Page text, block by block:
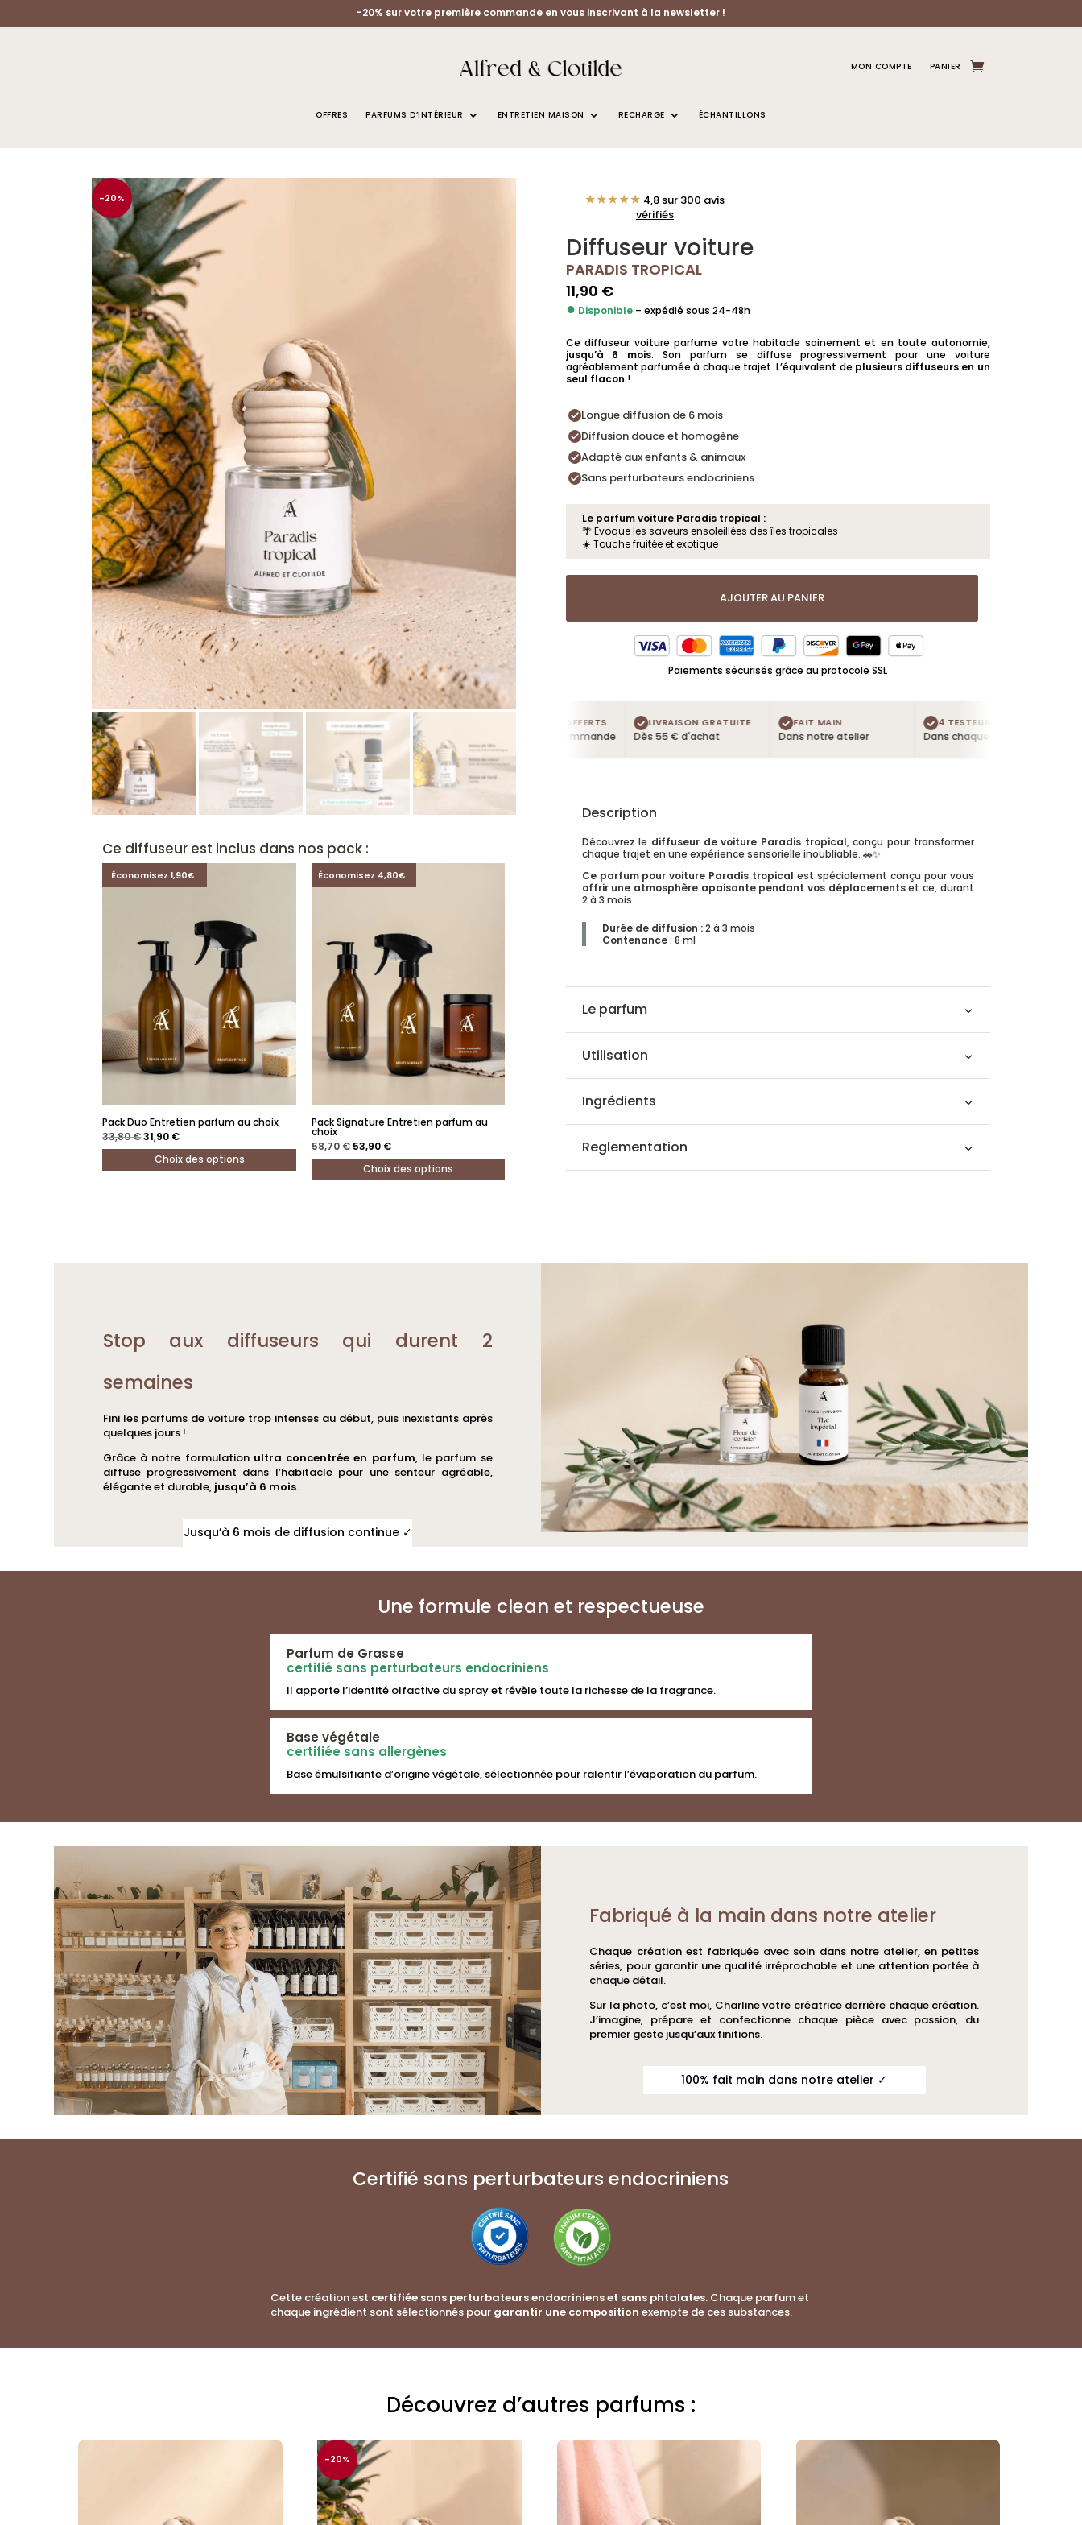
-20% sur votre première commande en vous inscrivant à la newsletter !
MON COMPTE PANIER
OFFRES PARFUMS D’INTÉRIEUR ENTRETIEN MAISON RECHARGE
ÉCHANTILLONS
-20%
Ce diffuseur est inclus dans nos pack :
Économisez 1,90€
Pack Duo Entretien parfum au choix
33,80€Le
prix
initial
était :
33,80 €.
31,90 €Le
actuel
est :
31,90 €.
Choix des options
être
sur
page
du
produit
Économisez 4,80€
Pack Signature Entretien parfum au
choix
58,70€ Le
prix
initial
était :
58,70 €.
53,90 €Le
prix
actuel
est :
53,90 €.
Choix des options
peuvent
la
du
produit
★★★★★ 4,8 sur 300 avis
vérifiés
Diffuseur voiture
PARADIS TROPICAL
11,90 €
● Disponible– expédié sous 24-48h
Ce diffuseur voiture parfume votre habitacle sainement et en toute autonomie,
jusqu’à 6 mois. Son parfum se diffuse progressivement pour une voiture
agréablement parfumée à chaque trajet. L’équivalent de plusieurs diffuseurs en un
seul flacon !
Longue diffusion de 6 mois
Diffusion douce et homogène
Adapté aux enfants & animaux
Sans perturbateurs endocriniens
Le parfum voiture Paradis tropical :
🌴 Evoque les saveurs ensoleillées des îles tropicales
☀️ Touche fruitée et exotique
AJOUTER AU PANIER
Paiements sécurisés grâce au protocole SSL
4 TESTEURS OFFERTS
Dans chaque commande
LIVRAISON GRATUITE
Dès 55 € d'achat
FAIT MAIN
Dans notre atelier
4 TESTEURS OFFERTS
Dans chaque commande
Description
Découvrez le diffuseur de voiture Paradis tropical, conçu pour transformer
chaque trajet en une expérience sensorielle inoubliable. 🚗✨
Ce parfum pour voiture Paradis tropical est spécialement conçu pour vous
offrir une atmosphère apaisante pendant vos déplacementset ce, durant
2 à 3 mois.
Durée de diffusion :2 à 3 mois
Contenance: 8 ml
Le parfum
Utilisation
Ingrédients
Reglementation
Stop aux diffuseurs qui durent 2
semaines
Fini les parfums de voiture trop intenses au début, puis inexistants après
quelques jours !
Grâce à notre formulation ultra concentrée en parfum, le parfum se
diffuse progressivement dans l’habitacle pour une senteur agréable,
élégante et durable, jusqu’à 6 mois.
Jusqu’à 6 mois de diffusion continue ✓
Une formule clean et respectueuse
Parfum de Grasse
certifié sans perturbateurs endocriniens
Il apporte l’identité olfactive du spray et révèle toute la richesse de la fragrance.
Base végétale
certifiée sans allergènes
Base émulsifiante d’origine végétale, sélectionnée pour ralentir l’évaporation du parfum.
Fabriqué à la main dans notre atelier
Chaque création est fabriquée avec soin dans notre atelier, en petites
séries, pour garantir une qualité irréprochable et une attention portée à
chaque détail.
Sur la photo, c’est moi, Charline votre créatrice derrière chaque création.
J’imagine, prépare et confectionne chaque pièce avec passion, du
premier geste jusqu’aux finitions.
100% fait main dans notre atelier ✓
Certifié sans perturbateurs endocriniens
Cette création est certifiée sans perturbateurs endocriniens et sans phtalates. Chaque parfum et
chaque ingrédient sont sélectionnés pour garantir une composition exempte de ces substances.
Sun Mar 16 2025 07:55:07 GMT+0000 (Coordinated Universal Time)
Diffuseur de parfum voiture Paradis tropical
Parfum un peu fort pour la voiture
Découvrez d’autres parfums :
-20%